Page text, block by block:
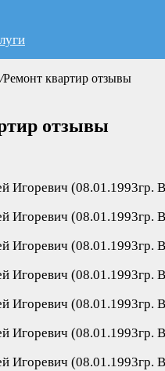
/Ремонт квартир отзывы
отзывы